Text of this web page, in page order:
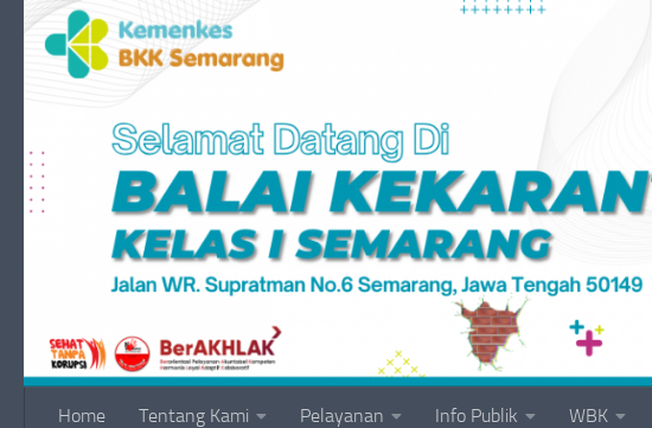
Skip to content
Home Tentang Kami Pelayanan Info Publik WBK